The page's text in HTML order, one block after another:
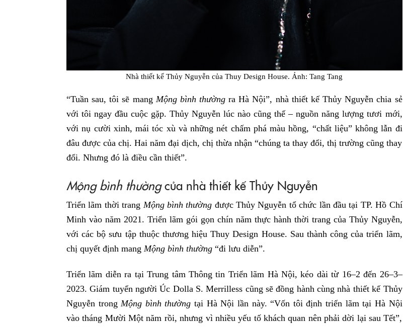
Nhà thiết kế Thủy Nguyễn của Thuy Design House. Ảnh: Tang Tang
“Tuần sau, tôi sẽ mang Mộng bình thường ra Hà Nội”, nhà thiết kế Thủy Nguyễn chia sẻ
với tôi ngay đầu cuộc gặp. Thủy Nguyễn lúc nào cũng thế – nguồn năng lượng tươi mới,
với nụ cười xinh, mái tóc xù và những nét chấm phá màu hồng, “chất liệu” không lẫn đi
đâu được của chị. Hai năm đại dịch, chị thừa nhận “chúng ta thay đổi, thị trường cũng thay
đổi. Nhưng đó là điều cần thiết”.
Mộng bình thườngcủa nhà thiết kế Thủy Nguyễn
Triển lãm thời trang Mộng bình thường được Thủy Nguyễn tổ chức lần đầu tại TP. Hồ Chí
Minh vào năm 2021. Triển lãm gói gọn chín năm thực hành thời trang của Thủy Nguyễn,
với các bộ sưu tập thuộc thương hiệu Thuy Design House. Sau thành công của triển lãm,
chị quyết định mang Mộng bình thường “đi lưu diễn”.
Triển lãm diễn ra tại Trung tâm Thông tin Triển lãm Hà Nội, kéo dài từ 16–2 đến 26–3–
2023. Giám tuyển người Úc Dolla S. Merrilless cũng sẽ đồng hành cùng nhà thiết kế Thủy
Nguyễn trongMộng bình thường tại Hà Nội lần này. “Vốn tôi định triển lãm tại Hà Nội
vào tháng Mười Một năm rồi, nhưng vì nhiều yếu tố khách quan nên phải dời lại sau Tết”,